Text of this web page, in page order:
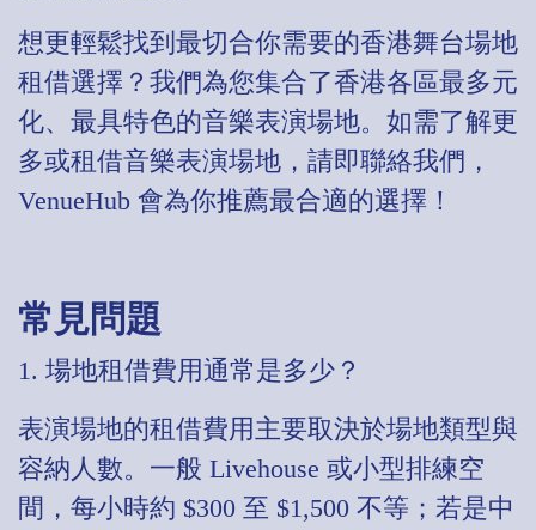
想更輕鬆找到最切合你需要的香港舞台場地
租借選擇？我們為您集合了香港各區最多元
化、最具特色的音樂表演場地。如需了解更
多或租借音樂表演場地，請即聯絡我們，
VenueHub 會為你推薦最合適的選擇！
常見問題
1. 場地租借費用通常是多少？
表演場地的租借費用主要取決於場地類型與
容納人數。一般 Livehouse 或小型排練空
間，每小時約 $300 至 $1,500 不等；若是中